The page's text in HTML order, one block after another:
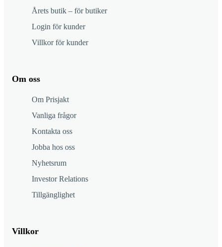
Årets butik – för butiker
Login för kunder
Villkor för kunder
Om oss
Om Prisjakt
Vanliga frågor
Kontakta oss
Jobba hos oss
Nyhetsrum
Investor Relations
Tillgänglighet
Villkor